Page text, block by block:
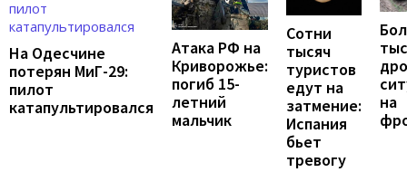
На Одесчине
потерян МиГ-29:
пилот
катапультировался
Атака РФ на
Криворожье:
погиб 15-
летний
мальчик
Сотни
тысяч
туристов
едут на
затмение:
Испания
бьет
тревогу
на